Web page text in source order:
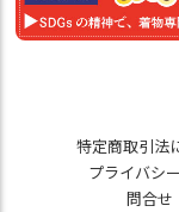
特定商取引法
プライバシ
問合せ